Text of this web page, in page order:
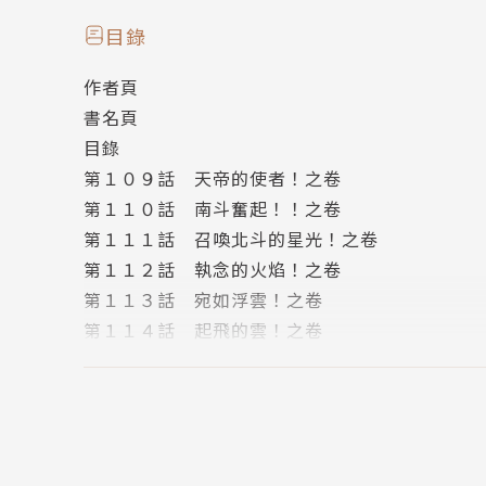
【本書特色】
✧40週年紀念！動畫重製版進行中！
✦收錄彩頁＆雙色原稿，並放大開本至25開（
目錄
作者頁
書名頁
目錄
第１０９話 天帝的使者！之卷
第１１０話 南斗奮起！！之卷
第１１１話 召喚北斗的星光！之卷
第１１２話 執念的火焰！之卷
第１１３話 宛如浮雲！之卷
第１１４話 起飛的雲！之卷